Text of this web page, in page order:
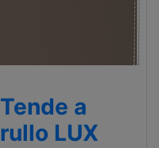
Tende a
rullo LUX